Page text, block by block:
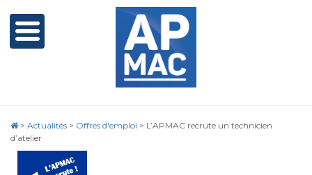
> Actualités > Offres d'emploi > L’APMAC recrute un technicien
d’atelier